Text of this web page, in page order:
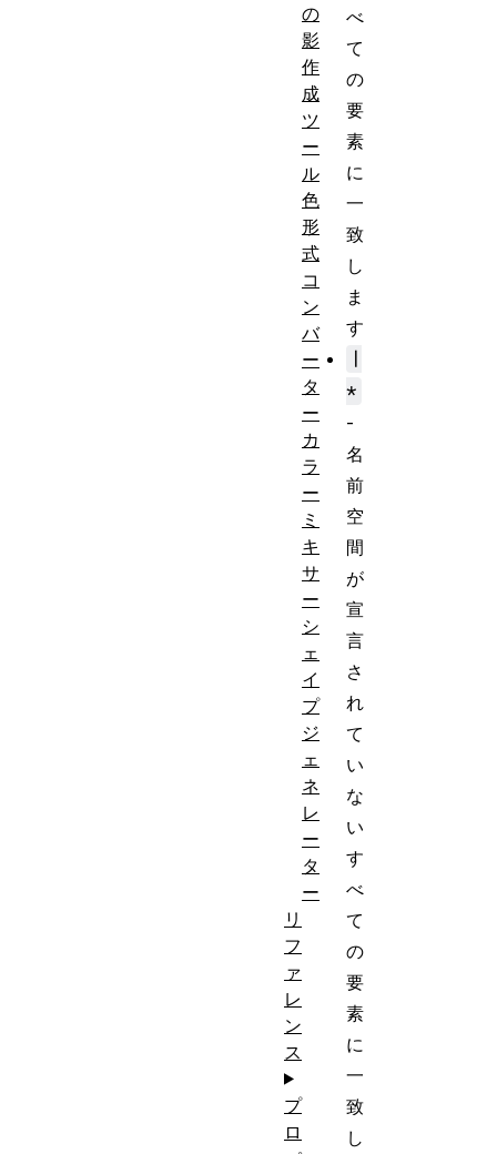
べ
て
の
要
素
に
一
致
し
ま
す
*
-
名
前
空
間
が
宣
言
さ
れ
て
い
な
い
す
べ
て
の
要
素
に
一
致
し
の
影
作
成
ツ
ー
ル
色
形
式
コ
ン
バ
ー
タ
ー
カ
ラ
ー
ミ
キ
サ
ー
シ
ェ
イ
プ
ジ
ェ
ネ
レ
ー
タ
ー
リ
フ
ァ
レ
ン
ス
プ
ロ